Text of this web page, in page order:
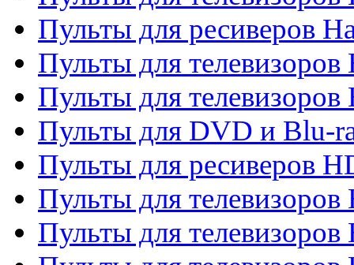
Пульты для ресиверов
Пульты для телевизоров
Пульты для телевизоров
Пульты для DVD и Blu-
Пульты для ресиверов
Пульты для
Пульты для телевизоров